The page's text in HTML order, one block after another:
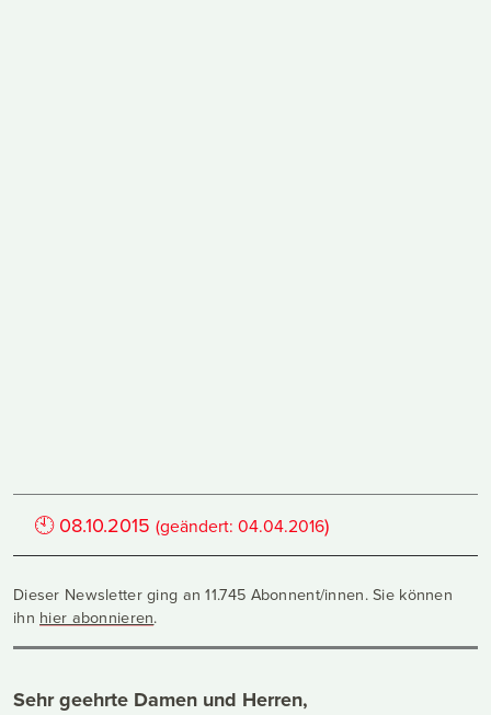
🕙 08.10.2015 (geändert:04.04.2016)
Dieser Newsletter ging an 11.745 Abonnent/innen. Sie können
ihn hier abonnieren.
Sehr geehrte Damen und Herren,